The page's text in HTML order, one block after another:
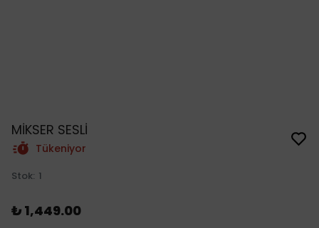
MİKSER SESLİ
Tükeniyor
Stok: 1
₺ 1,449.00